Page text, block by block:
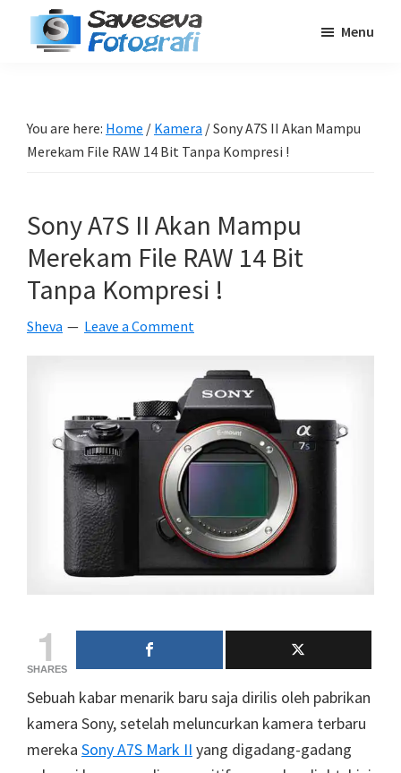
Pemula
-
Tutorial
-
Berita
Traveling
Menu
You are here: Home / Kamera /Sony A7S II Akan Mampu
Merekam File RAW 14 Bit Tanpa Kompresi !
Sony A7S II Akan Mampu
Merekam File RAW 14 Bit
Tanpa Kompresi !
Sheva Leave a Comment
1
SHARES
Sebuah kabar menarik baru saja dirilis oleh pabrikan
kamera Sony, setelah meluncurkan kamera terbaru
mereka Sony A7S Mark II yang digadang-gadang